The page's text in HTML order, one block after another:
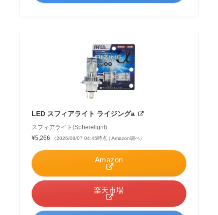
LED スフィアライト ライジングa
スフィアライト(Spherelight)
¥5,266
（2026/08/07 04:45時点 | Amazon調べ）
Amazon
楽天市場